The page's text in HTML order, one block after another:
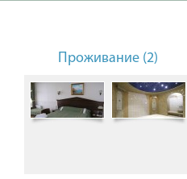
Проживание (2)